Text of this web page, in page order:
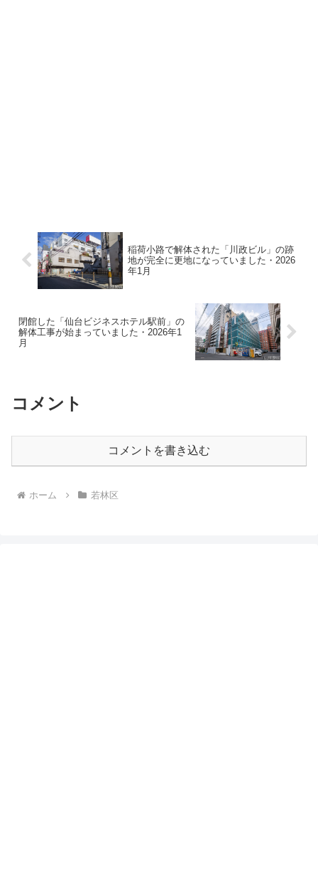
稲荷小路で解体された「川政ビル」の跡
地が完全に更地になっていました・2026
年1月
閉館した「仙台ビジネスホテル駅前」の
解体工事が始まっていました・2026年1
月
コメント
コメントを書き込む
ホーム 若林区